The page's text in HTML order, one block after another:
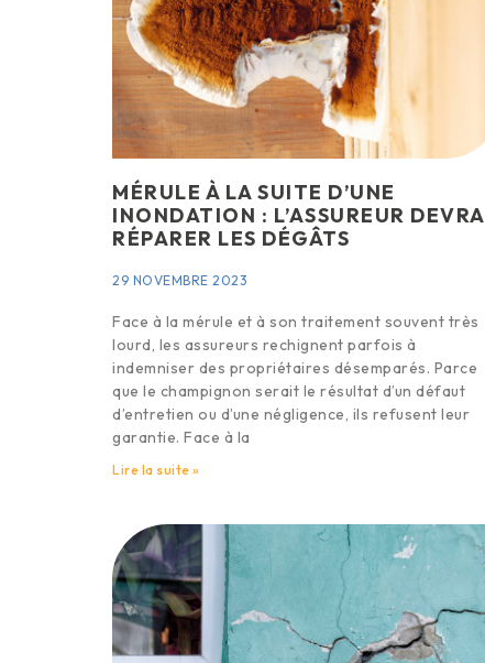
MÉRULE À LA SUITE D’UNE
INONDATION : L’ASSUREUR DEVRA
RÉPARER LES DÉGÂTS
29 NOVEMBRE 2023
Face à la mérule et à son traitement souvent très
lourd, les assureurs rechignent parfois à
indemniser des propriétaires désemparés. Parce
que le champignon serait le résultat d’un défaut
d’entretien ou d’une négligence, ils refusent leur
garantie. Face à la
Lire la suite »